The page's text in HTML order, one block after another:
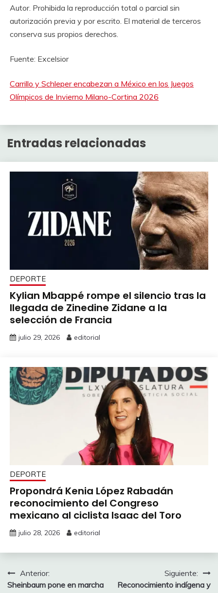
Autor. Prohibida la reproducción total o parcial sin
autorización previa y por escrito. El material de terceros
conserva sus propios derechos.
Fuente: Excelsior
Carrillo y Schleper encabezan a México en los Juegos
Olímpicos de Invierno Milano-Cortina 2026
Entradas relacionadas
DEPORTE
Kylian Mbappé rompe el silencio tras la
llegada de Zinedine Zidane a la
selección de Francia
julio 29, 2026 editorial
DEPORTE
Propondrá Kenia López Rabadán
reconocimiento del Congreso
mexicano al ciclista Isaac del Toro
julio 28, 2026 editorial
Navegación
Anterior:
Sheinbaum pone en marcha
Siguiente:
Reconocimiento indígena y